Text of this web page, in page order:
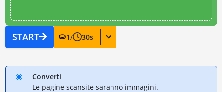
START 1/ 30s
Converti
Le pagine scansite saranno immagini.